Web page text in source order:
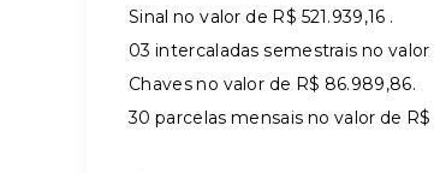
Sinal no valor de R$ 521.939,16 .
03 intercaladas semestrais no valor
Chaves no valor de R$ 86.989,86.
30 parcelas mensais no valor de